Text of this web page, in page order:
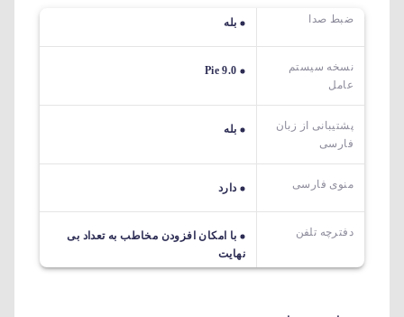
ضبط صدا بله
نسخه سیستم
عامل
Pie 9.0
پشتیبانی از زبان
فارسی
بله
منوی فارسی دارد
دفترچه تلفن
با امکان افزودن مخاطب به تعداد بی
نهایت